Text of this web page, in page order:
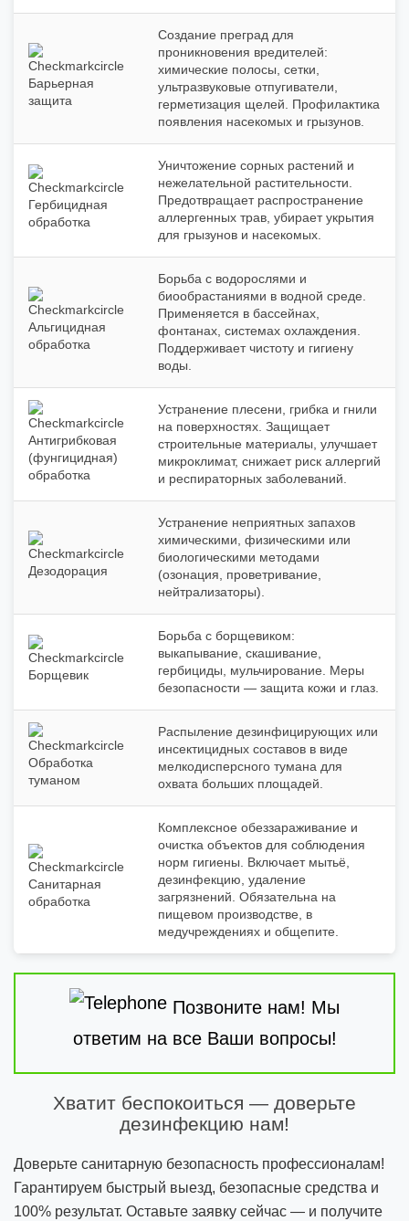
Барьерная
защита
Создание преград для
проникновения вредителей:
химические полосы, сетки,
ультразвуковые отпугиватели,
герметизация щелей. Профилактика
появления насекомых и грызунов.
Гербицидная
обработка
Уничтожение сорных растений и
нежелательной растительности.
Предотвращает распространение
аллергенных трав, убирает укрытия
для грызунов и насекомых.
Альгицидная
обработка
Борьба с водорослями и
биообрастаниями в водной среде.
Применяется в бассейнах,
фонтанах, системах охлаждения.
Поддерживает чистоту и гигиену
воды.
Антигрибковая
(фунгицидная)
обработка
Устранение плесени, грибка и гнили
на поверхностях. Защищает
строительные материалы, улучшает
микроклимат, снижает риск аллергий
и респираторных заболеваний.
Дезодорация
Устранение неприятных запахов
химическими, физическими или
биологическими методами
(озонация, проветривание,
нейтрализаторы).
Борщевик
Борьба с борщевиком:
выкапывание, скашивание,
гербициды, мульчирование. Меры
безопасности — защита кожи и глаз.
Обработка
туманом
Распыление дезинфицирующих или
инсектицидных составов в виде
мелкодисперсного тумана для
охвата больших площадей.
Санитарная
обработка
Комплексное обеззараживание и
очистка объектов для соблюдения
норм гигиены. Включает мытьё,
дезинфекцию, удаление
загрязнений. Обязательна на
пищевом производстве, в
медучреждениях и общепите.
Позвоните нам! Мы
ответим на все Ваши вопросы!
Хватит беспокоиться — доверьте
дезинфекцию нам!
Доверьте санитарную безопасность профессионалам!
Гарантируем быстрый выезд, безопасные средства и
100% результат. Оставьте заявку сейчас — и получите